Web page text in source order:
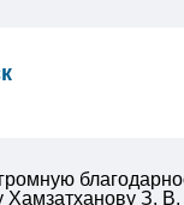
Хамзатханову З.